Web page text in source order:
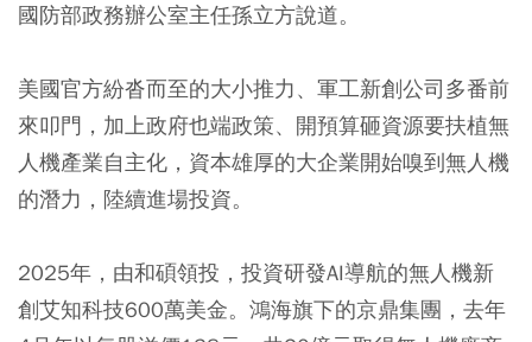
國防部政務辦公室主任孫立方說道。
美國官方紛沓而至的大小推力、軍工新創公司多番前
來叩門，加上政府也端政策、開預算砸資源要扶植無
人機產業自主化，資本雄厚的大企業開始嗅到無人機
的潛力，陸續進場投資。
2025年，由和碩領投，投資研發AI導航的無人機新
創艾知科技600萬美金。鴻海旗下的京鼎集團，去年